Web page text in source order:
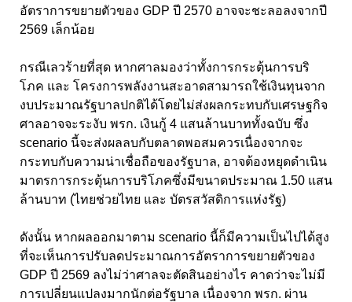
อัตราการขยายตัวของ GDP ปี 2570 อาจจะชะลอลงจากปี
2569 เล็กน้อย
กรณีเลวร้ายที่สุด หากศาลมองว่าทั้งการกระตุ้นการบริ
โภค และ โครงการพลังงานสะอาดสามารถใช้เงินทุนจาก
งบประมาณรัฐบาลปกติได้โดยไม่ส่งผลกระทบกับเศรษฐกิจ
ศาลอาจจะระงับ พรก. เงินกู้ 4 แสนล้านบาททั้งฉบับ ซึ่ง
scenario นี้จะส่งผลลบกับตลาดพอสมควรเนื่องจากจะ
กระทบกับความน่าเชื่อถือของรัฐบาล, อาจต้องหยุดดำเนิน
มาตรการกระตุ้นการบริโภคซึ่งมีขนาดประมาณ 1.50 แสน
ล้านบาท (ไทยช่วยไทย และ บัตรสวัสดิการแห่งรัฐ)
ดังนั้น หากผลออกมาตาม scenario นี้ก็มีความเป็นไปได้สูง
ที่จะเห็นการปรับลดประมาณการอัตราการขยายตัวของ
GDP ปี 2569 ลงไม่ว่าศาลจะตัดสินอย่างไร คาดว่าจะไม่มี
การเปลี่ยนแปลงมากนักต่อรัฐบาล เนื่องจาก พรก. ผ่าน